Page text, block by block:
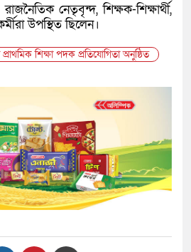
রাজনৈতিক নেতৃবৃন্দ, শিক্ষক-শিক্ষার্থী,
উপস্থিত ছিলেন।
শিক্ষা পদক প্রতিযোগিতা অনুষ্ঠিত